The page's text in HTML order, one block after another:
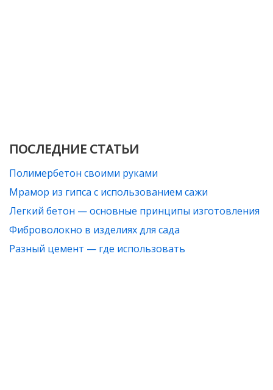
ПОСЛЕДНИЕ СТАТЬИ
Полимербетон своими руками
Мрамор из гипса с использованием сажи
Легкий бетон — основные принципы изготовления
Фиброволокно в изделиях для сада
Разный цемент — где использовать